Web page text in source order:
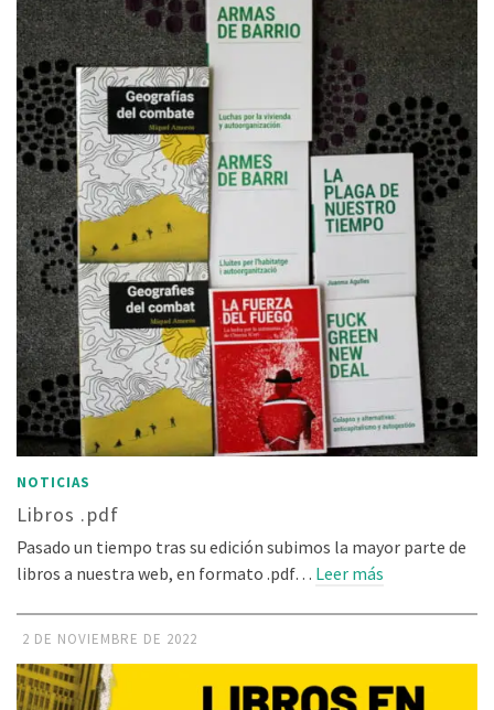
NOTICIAS
Libros .pdf
Pasado un tiempo tras su edición subimos la mayor parte de
libros a nuestra web, en formato .pdf… Leer más
2 DE NOVIEMBRE DE 2022